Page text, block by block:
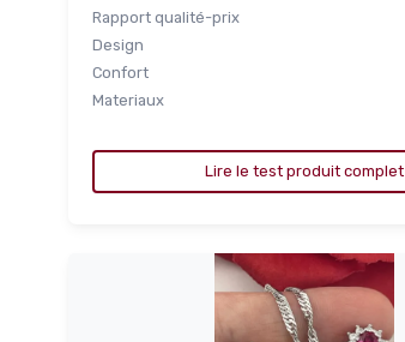
Rapport qualité-prix
Design
Confort
Materiaux
Lire le test produit complet